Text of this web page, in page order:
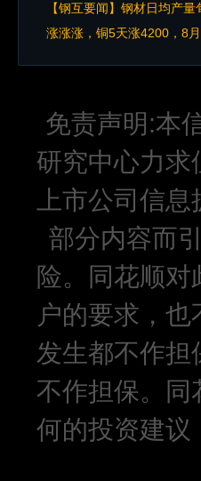
【钢互要闻】钢材日均产
涨涨涨，铜5天涨4200，8
免责声明:本
研究中心力求
上市公司信
部分内容而
险。同花顺
户的要求，
发生都不作担
不作担保。同
何的投资建议